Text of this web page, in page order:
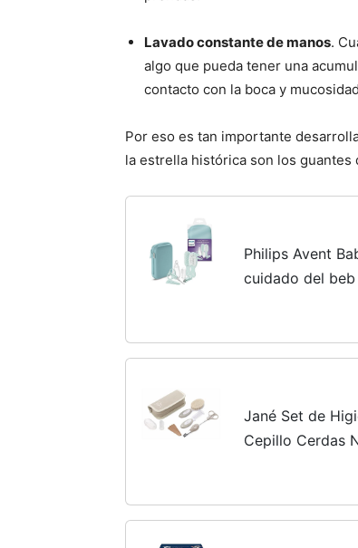
Lavado constante de manos.
algo que pueda tener una
contacto con la boca y
Por eso es tan importante
la estrella histórica son los guantes
Philips Avent
cuidado del
Jané Set de
Cepillo Cerdas